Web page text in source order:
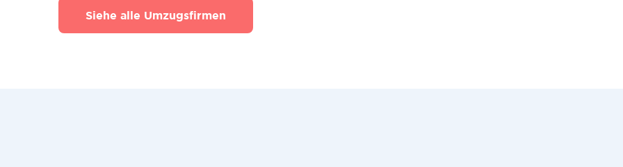
Siehe alle Umzugsfirmen